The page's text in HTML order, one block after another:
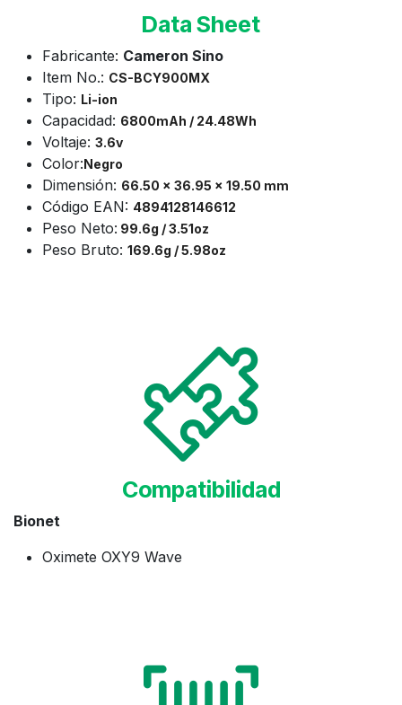
Data Sheet
Fabricante: Cameron Sino
Item No.: CS-BCY900MX
Tipo: Li-ion
Capacidad: 6800mAh / 24.48Wh
Voltaje: 3.6v
Color:Negro
Dimensión: 66.50 x 36.95 x 19.50 mm
Código EAN: 4894128146612
Peso Neto: 99.6g / 3.51oz
Peso Bruto: 169.6g / 5.98oz
Compatibilidad
Bionet
Oximete OXY9 Wave